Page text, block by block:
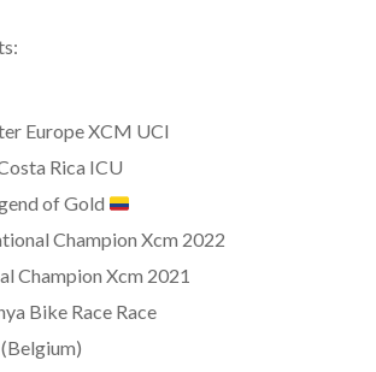
Europe XCM UCI
Rica ICU
of Gold
Champion Xcm 2022
Champion Xcm 2021
Bike Race Race